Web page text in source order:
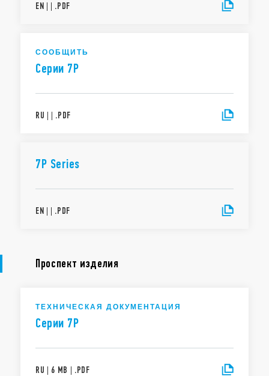
EN | | .PDF
СООБЩИТЬ
Cерии 7P
RU | | .PDF
7P Series
EN | | .PDF
Проспект изделия
ТЕХНИЧЕСКАЯ ДОКУМЕНТАЦИЯ
Cерии 7P
RU | 6 MB | .PDF